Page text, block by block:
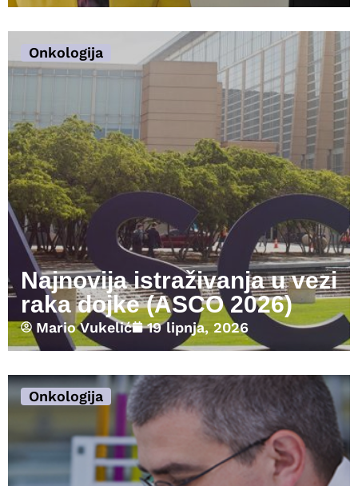
Onkologija
Najnovija istraživanja u vezi
raka dojke (ASCO 2026)
Mario Vukelić 19 lipnja, 2026
Onkologija